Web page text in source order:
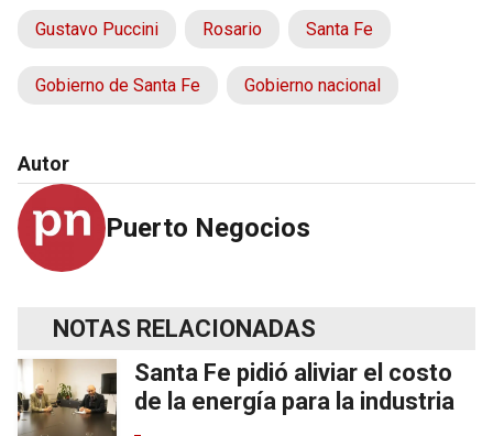
Gustavo Puccini Rosario Santa Fe
Gobierno de Santa Fe Gobierno nacional
Autor
Puerto Negocios
NOTAS RELACIONADAS
Santa Fe pidió aliviar el costo
de la energía para la industria